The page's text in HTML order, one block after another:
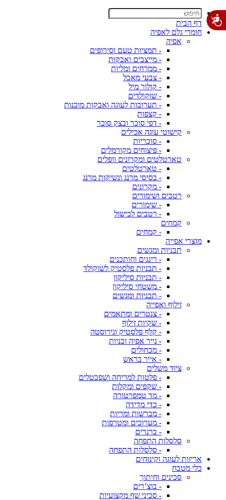
דף הבית
חומרי גלם לאפיה
אפיה
- תמציות טעם וסירופים
- מייצבים ואבקות
- ממרחים ומליות
- צבעי מאכל
- קולור מיל
- שוקולדים
- תערובות לעוגה ואבקות מוכנות
- קצפות
- דפי סוכר ובצק סוכר
קישוטי עוגה אכילים
- סוכריות
- פיצוחים מקורמלים
טארטלטים ומקרונים וופלים
- טארטלטים
- בסיסי מרנג ונשיקות מרנג
- מקרונים
רטבים ושימורים
- שימורים
- רטבים לבישול
קמחים
- קמחים
מוצרי אפייה
תבניות ומגשים
- רינגים וחותכנים
- תבניות פלסטיק לשוקולד
- תבניות סיליקון
- משטחי סיליקון
- תבניות ומגשים
זילוף ואפייה
- צנטרים ומתאמים
- שקיות זילוף
- קלף פלסטיק ונירוסטה
- נייר אפיה ובניות
- מכחולים
- אייר בראש
ציוד משלים
- פלטות למריחה ושפכטלים
- שקפים ומקלות
- מד טמפרטורה
- כדי מדידה
- מברשות ומריות
- מערוכים ומטרפות
- ברנרים
סלסלות התפחה
- סלסלות התפחה
אריזות לעוגה וקינוחים
כלי מטבח
סכינים וחיתוך
- בוצ’רים
- סכיני שף מקצועיות